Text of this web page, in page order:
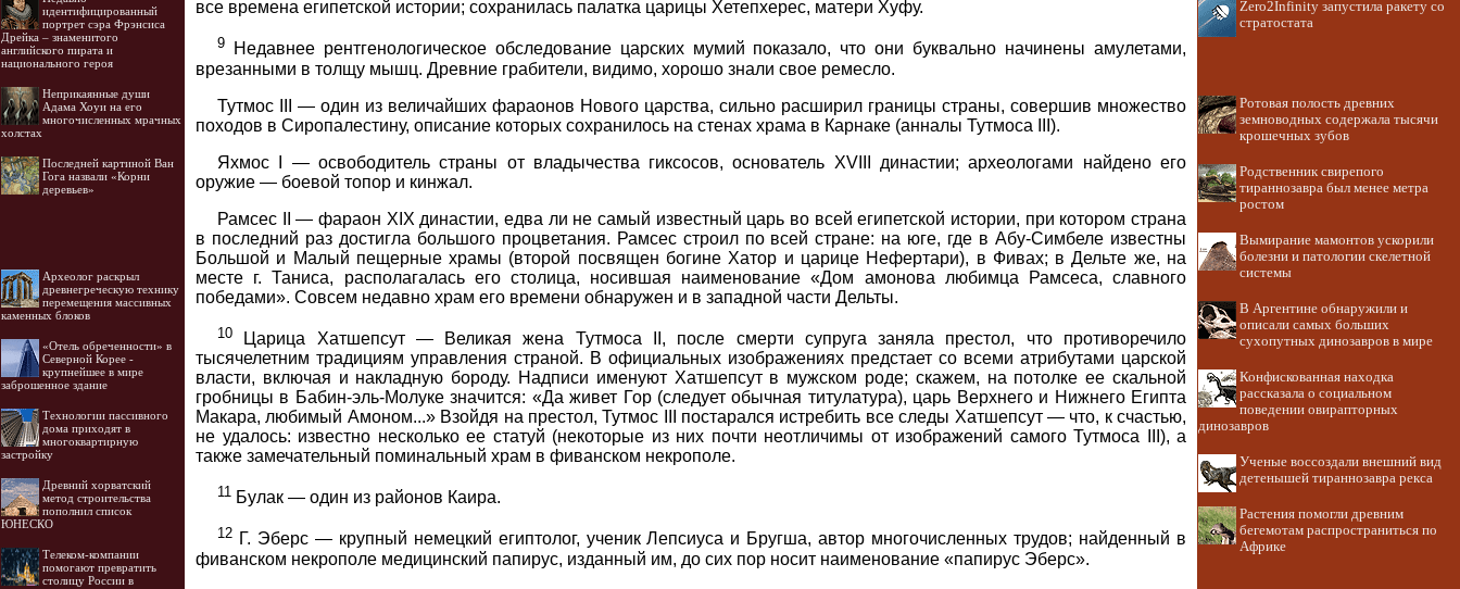
идентифицированный
портрет сэра Фрэнсиса
Дрейка – знаменитого
английского пирата и
национального героя
Неприкаянные души
Адама Хоуи на его
многочисленных мрачных
холстах
Последней картиной Ван
Гога назвали «Корни
деревьев»
Археолог раскрыл
древнегреческую технику
перемещения массивных
каменных блоков
«Отель обреченности» в
Северной Корее -
крупнейшее в мире
заброшенное здание
Технологии пассивного
дома приходят в
многоквартирную
застройку
Древний хорватский
метод строительства
пополнил список
ЮНЕСКО
Телеком-компании
помогают превратить
столицу России в
все времена египетской истории; сохранилась палатка царицы Хетепхерес, матери Хуфу.
9 Недавнее рентгенологическое обследование царских мумий показало, что они буквально начинены амулетами,
врезанными в толщу мышц. Древние грабители, видимо, хорошо знали свое ремесло.
Тутмос III — один из величайших фараонов Нового царства, сильно расширил границы страны, совершив множество
походов в Сиропалестину, описание которых сохранилось на стенах храма в Карнаке (анналы Тутмоса III).
Яхмос I — освободитель страны от владычества гиксосов, основатель XVIII династии; археологами найдено его
оружие — боевой топор и кинжал.
Рамсес II — фараон XIX династии, едва ли не самый известный царь во всей египетской истории, при котором страна
в последний раз достигла большого процветания. Рамсес строил по всей стране: на юге, где в Абу-Симбеле известны
Большой и Малый пещерные храмы (второй посвящен богине Хатор и царице Нефертари), в Фивах; в Дельте же, на
месте г. Таниса, располагалась его столица, носившая наименование «Дом амонова любимца Рамсеса, славного
победами». Совсем недавно храм его времени обнаружен и в западной части Дельты.
10 Царица Хатшепсут — Великая жена Тутмоса II, после смерти супруга заняла престол, что противоречило
тысячелетним традициям управления страной. В официальных изображениях предстает со всеми атрибутами царской
власти, включая и накладную бороду. Надписи именуют Хатшепсут в мужском роде; скажем, на потолке ее скальной
гробницы в Бабин-эль-Молуке значится: «Да живет Гор (следует обычная титулатура), царь Верхнего и Нижнего Египта
Макара, любимый Амоном...» Взойдя на престол, Тутмос III постарался истребить все следы Хатшепсут — что, к счастью,
не удалось: известно несколько ее статуй (некоторые из них почти неотличимы от изображений самого Тутмоса III), а
также замечательный поминальный храм в фиванском некрополе.
11 Булак — один из районов Каира.
12 Г. Эберс — крупный немецкий египтолог, ученик Лепсиуса и Бругша, автор многочисленных трудов; найденный в
фиванском некрополе медицинский папирус, изданный им, до сих пор носит наименование «папирус Эберс».
Zero2Infinity запустила ракету со
стратостата
Ротовая полость древних
земноводных содержала тысячи
крошечных зубов
Родственник свирепого
тираннозавра был менее метра
ростом
Вымирание мамонтов ускорили
болезни и патологии скелетной
системы
В Аргентине обнаружили и
описали самых больших
сухопутных динозавров в мире
Конфискованная находка
рассказала о социальном
поведении овирапторных
динозавров
Ученые воссоздали внешний вид
детенышей тираннозавра рекса
Растения помогли древним
бегемотам распространиться по
Африке